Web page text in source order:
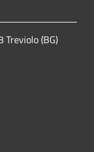
Treviolo (BG)